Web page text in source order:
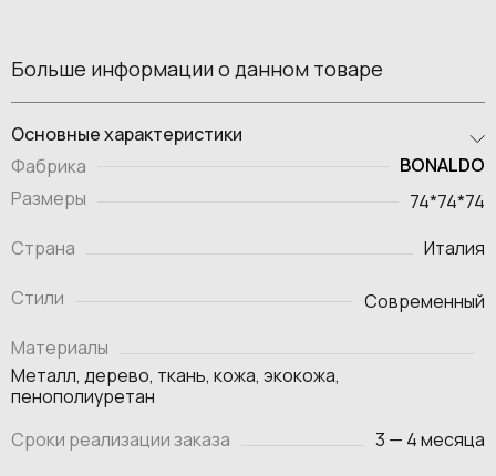
Больше информации о данном товаре
Основные характеристики
Фабрика
BONALDO
Страна Италия
Стили
Современный
Материалы
Металл, дерево, ткань, кожа, экокожа,
пенополиуретан
Сроки реализации заказа
3 — 4 месяца
Размеры 74*74*74